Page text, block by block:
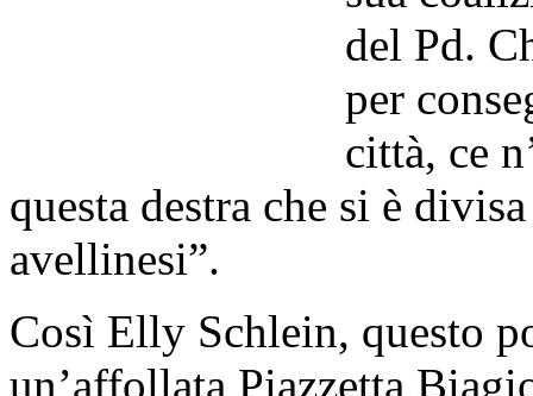
del Pd.
per
città, ce
questa destra che si è
avellinesi”.
Così Elly Schlein, questo
un’affollata Piazzetta